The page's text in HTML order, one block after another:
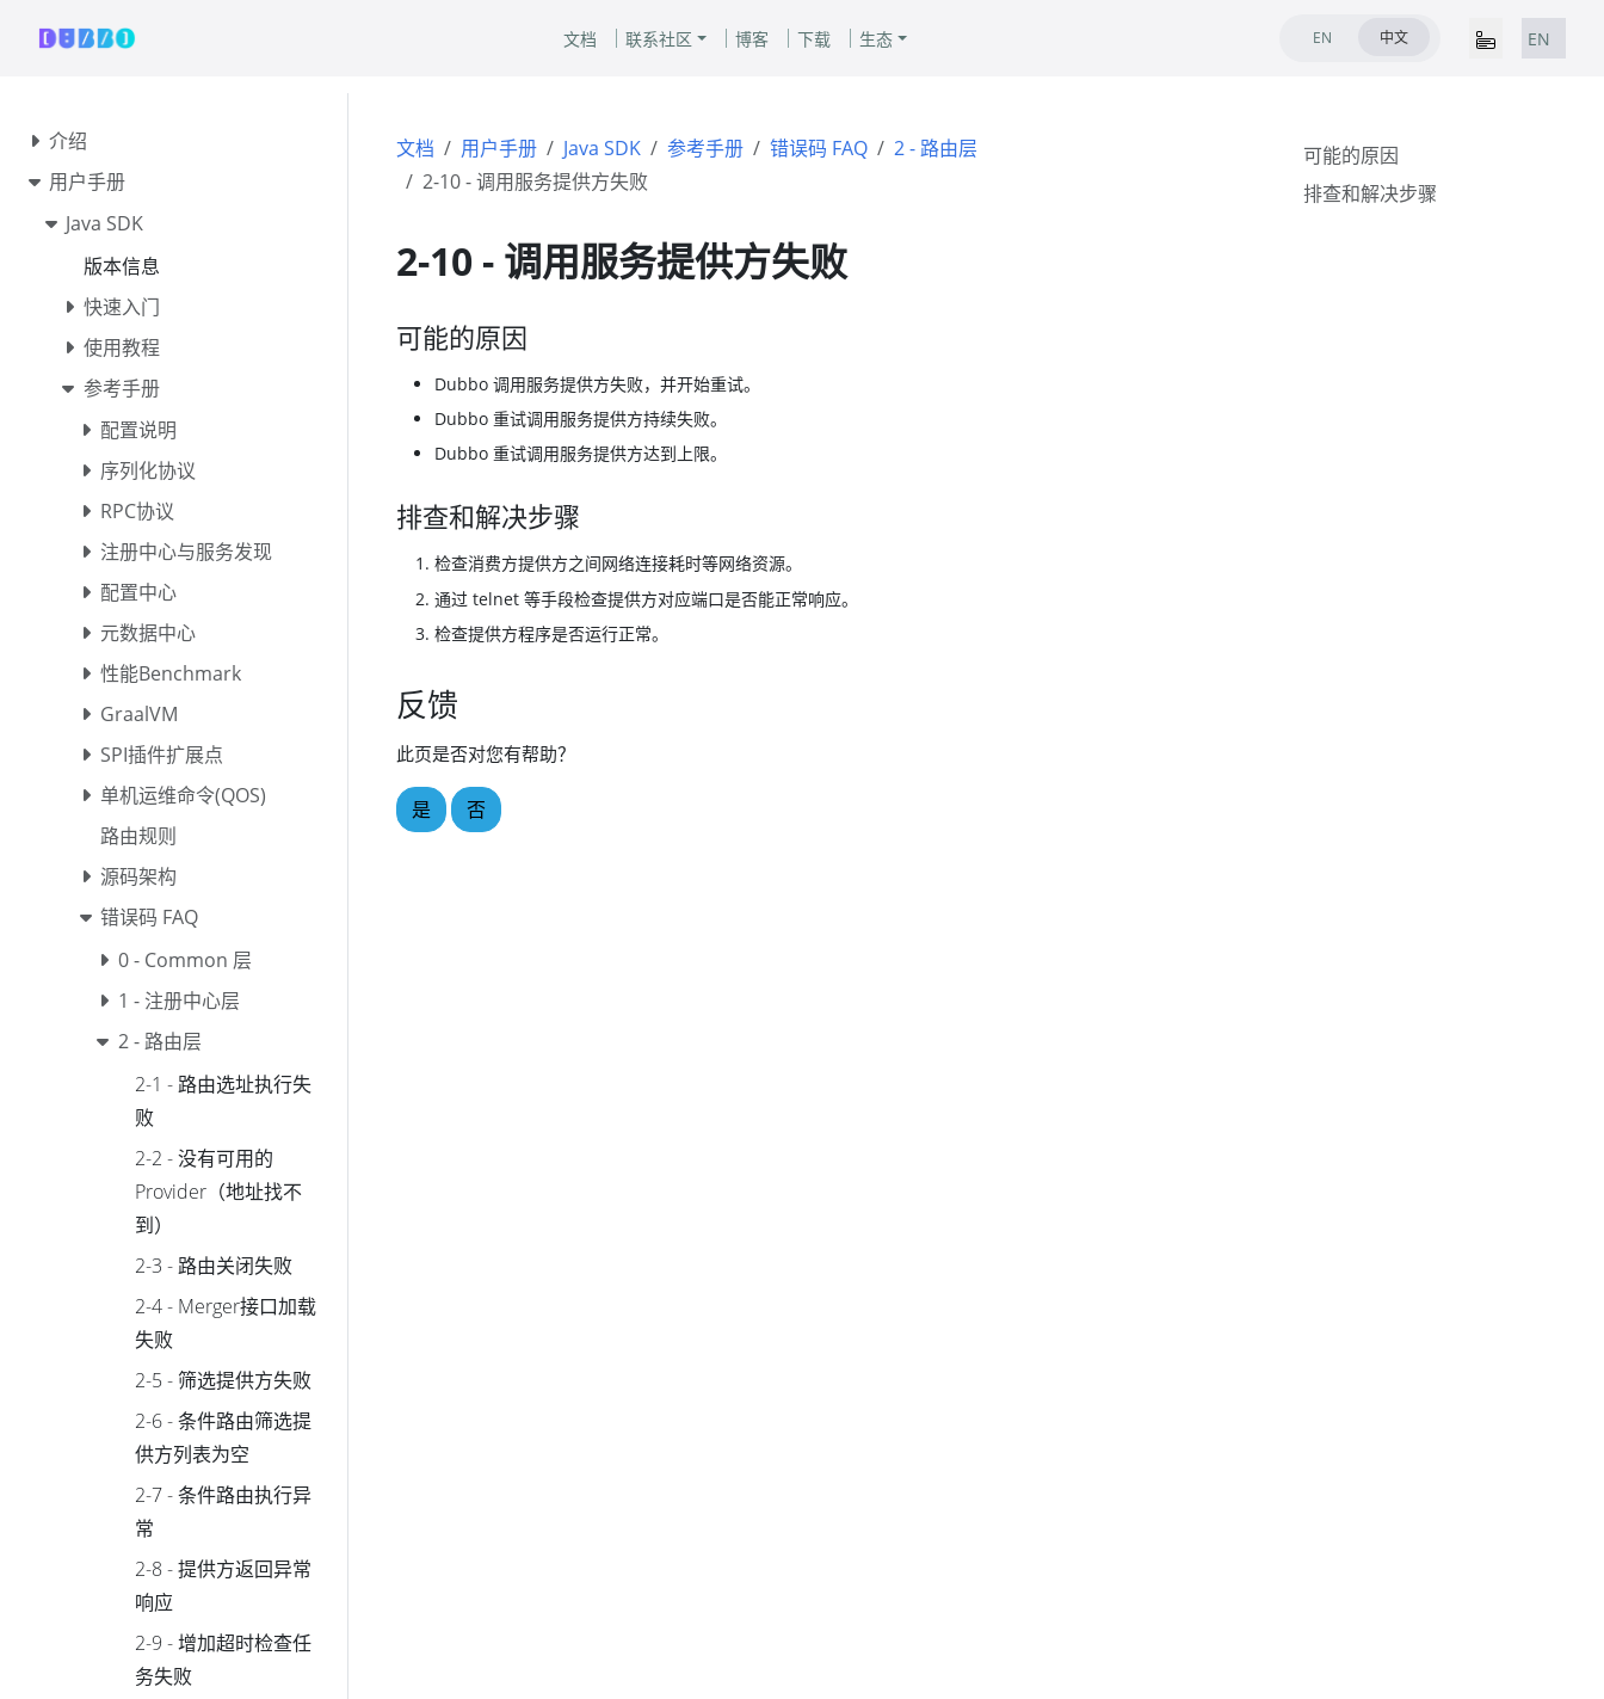
文档 联系社区 博客 下载 生态 EN 中文 EN
介绍
用户手册
Java SDK
版本信息
快速入门
使用教程
参考手册
配置说明
序列化协议
RPC协议
注册中心与服务发现
配置中心
元数据中心
性能Benchmark
GraalVM
SPI插件扩展点
单机运维命令(QOS)
路由规则
源码架构
错误码 FAQ
0 - Common 层
1 - 注册中心层
2 - 路由层
2-1 - 路由选址执行失
败
2-2 - 没有可用的
Provider（地址找不
到）
2-3 - 路由关闭失败
2-4 - Merger接口加载
失败
2-5 - 筛选提供方失败
2-6 - 条件路由筛选提
供方列表为空
2-7 - 条件路由执行异
常
2-8 - 提供方返回异常
响应
2-9 - 增加超时检查任
务失败
文档 用户手册 Java SDK 参考手册 错误码 FAQ
2 - 路由层
2-10 - 调用服务提供方失败
2-10 - 调用服务提供方失败
可能的原因
Dubbo 调用服务提供方失败，并开始重试。
Dubbo 重试调用服务提供方持续失败。
Dubbo 重试调用服务提供方达到上限。
排查和解决步骤
检查消费方提供方之间网络连接耗时等网络资源。
通过 telnet 等手段检查提供方对应端口是否能正常响应。
检查提供方程序是否运行正常。
反馈
此页是否对您有帮助？
是 否
可能的原因
排查和解决步骤